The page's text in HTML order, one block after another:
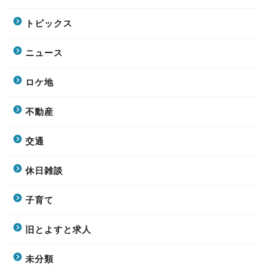
トピックス
ニュース
ロケ地
不動産
交通
休日雑談
子育て
旧とよすと求人
未分類